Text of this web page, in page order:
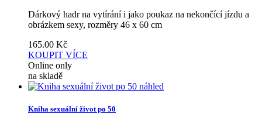
Dárkový hadr na vytírání i jako poukaz na nekončící jízdu a
obrázkem sexy, rozměry 46 x 60 cm
165.00 Kč
KOUPIT VÍCE
Online only
na skladě
náhled
Kniha sexuální život po 50